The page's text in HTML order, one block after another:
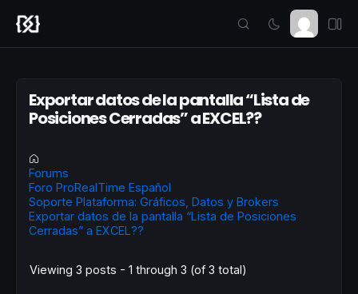
Exportar datos de la pantalla “Lista de
Posiciones Cerradas” a EXCEL??
Forums
Foro ProRealTime Español
Soporte Plataforma: Gráficos, Datos y Brokers
Exportar datos de la pantalla “Lista de Posiciones
Cerradas” a EXCEL??
Viewing 3 posts - 1 through 3 (of 3 total)